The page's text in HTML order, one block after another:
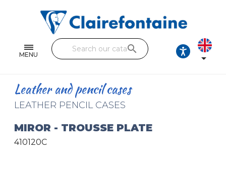
MENU
Single and double sheets
Fine arts
Handicraft
Pencil cases & Leather goods
search

Leather and pencil cases
LEATHER PENCIL CASES
MIROR - TROUSSE PLATE
410120C